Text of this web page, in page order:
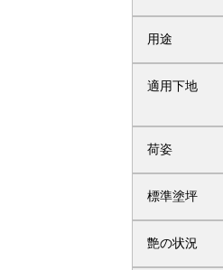
用途
適用下地
荷姿
標準塗坪
艶の状況